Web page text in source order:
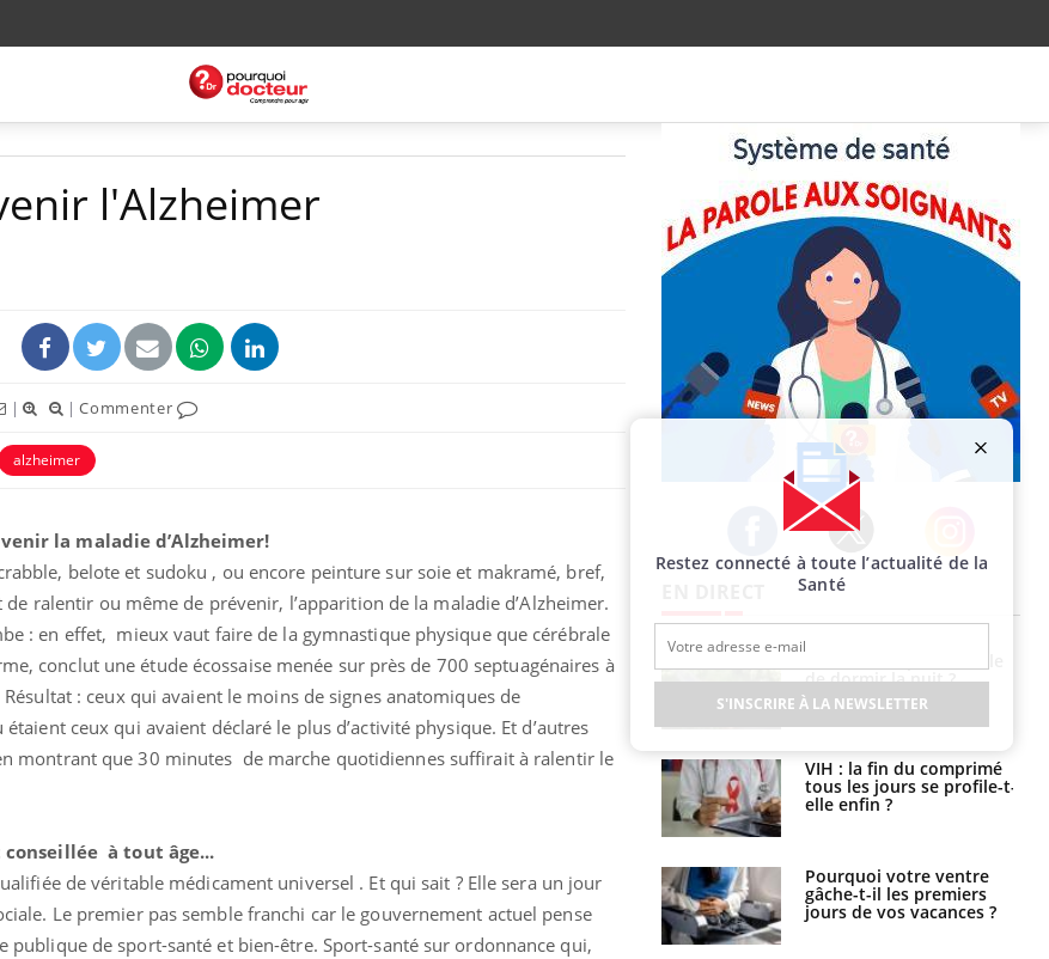
l'Alzheimer
| |Commenter
alzheimer
la maladie d’Alzheimer!
belote et sudoku , ou encore peinture sur soie et makramé, bref,
ralentir ou même de prévenir, l’apparition de la maladie d’Alzheimer.
: en effet, mieux vaut faire de la gymnastique physique que cérébrale
conclut une étude écossaise menée sur près de 700 septuagénaires à
: ceux qui avaient le moins de signes anatomiques de
ceux qui avaient déclaré le plus d’activité physique. Et d’autres
montrant que 30 minutes de marche quotidiennes suffirait à ralentir le
conseilléeà tout âge...
de véritable médicament universel . Et qui sait ? Elle sera un jour
Le premier pas semble franchi car le gouvernement actuel pense
de sport-santé et bien-être. Sport-santé sur ordonnance qui,
Facebook Twitter Instagram
Comment oublier les
écrans en vacances ?
Toujours connectés :
Cancer colorectal : une
stratégie simple aurait
changé la donne au Pays
Chikungunya, dengue,
West Nile : que se passe-
t-il dans le sud de la
France ?
Les médicaments GLP-1
Cytomégalovirus : ce qui
change dans la prise en
charge des femmes
de dormir la nuit ?
VIH : la fin du comprimé
tous les jours se profile-t-
elle enfin ?
Pourquoi votre ventre
gâche-t-il les premiers
jours de vos vacances ?
Restez connecté à toute l’actualité de la
Santé
S'INSCRIRE À LA NEWSLETTER